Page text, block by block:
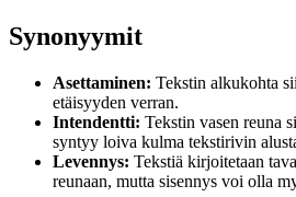
Synonyymit
Asettaminen: Tekstin alkukohta
etäisyyden verran.
Intendentti: Tekstin vasen reuna
syntyy loiva kulma tekstirivin
Levennys: Tekstiä kirjoitetaan
reunaan, mutta sisennys voi olla